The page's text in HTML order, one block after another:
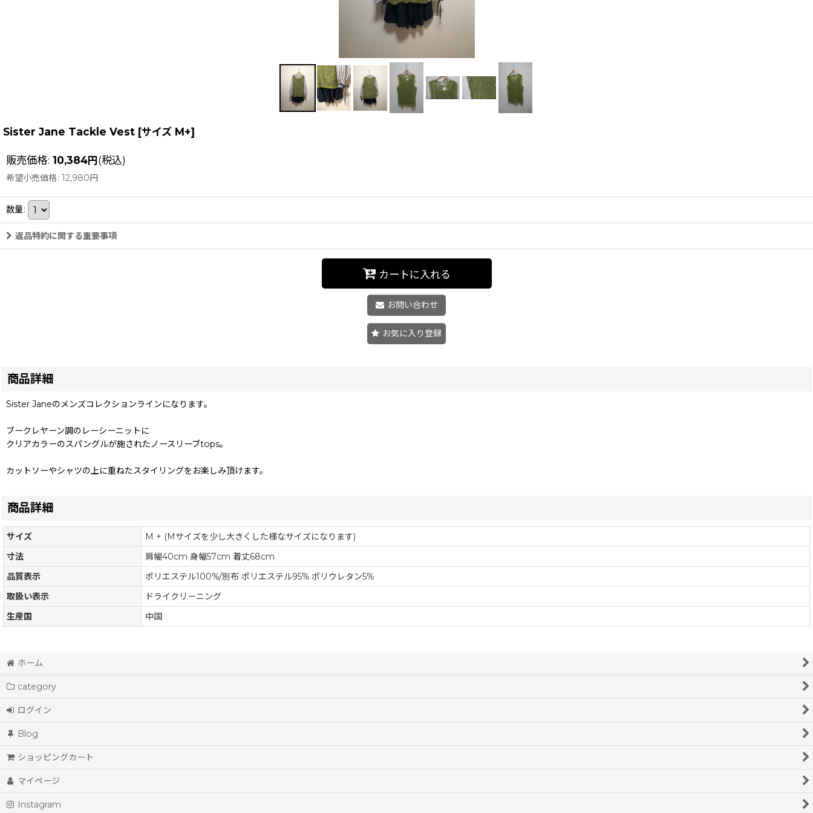
Sister Jane Tackle Vest [サイズ M+]
販売価格: 10,384円(税込)
希望小売価格: 12,980円
数量:
返品特約に関する重要事項
カートに入れる
お問い合わせ
お気に入り登録
商品詳細
Sister Janeのメンズコレクションラインになります。
ブークレヤーン調のレーシーニットに
クリアカラーのスパングルが施されたノースリーブtops。
カットソーやシャツの上に重ねたスタイリングをお楽しみ頂けます。
商品詳細
サイズ
M + (Mサイズを少し大きくした様なサイズになります)
寸法
肩幅40cm 身幅57cm 着丈68cm
品質表示
ポリエステル100%/別布 ポリエステル95% ポリウレタン5%
取扱い表示
ドライクリーニング
生産国
中国
ホーム
category
ログイン
Blog
ショッピングカート
マイページ
Instagram